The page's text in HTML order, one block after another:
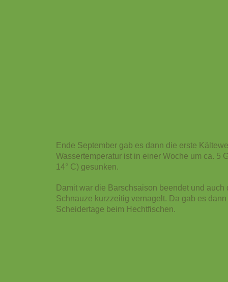
Ende September gab es dann die erste
Wassertemperatur ist in einer Woche um ca. 5
14° C) gesunken.
Damit war die Barschsaison beendet und auch
Schnauze kurzzeitig vernagelt. Da gab es
Scheidertage beim Hechtfischen.